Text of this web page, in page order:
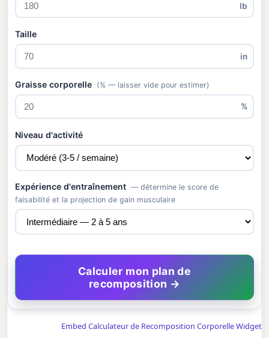
lb
Taille
in
Graisse corporelle (% — laisser vide pour estimer)
%
Niveau d'activité
Expérience d'entraînement — détermine le score de
faisabilité et la projection de gain musculaire
Calculer mon plan de
recomposition →
Embed Calculateur de Recomposition Corporelle Widget